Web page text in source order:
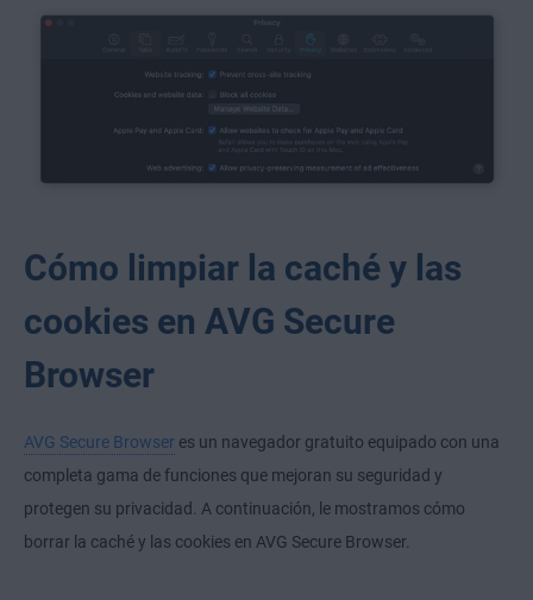
Cómo limpiar la caché y las
cookies en AVG Secure
Browser
AVG Secure Browser es un navegador gratuito equipado con una
completa gama de funciones que mejoran su seguridad y
protegen su privacidad. A continuación, le mostramos cómo
borrar la caché y las cookies en AVG Secure Browser.